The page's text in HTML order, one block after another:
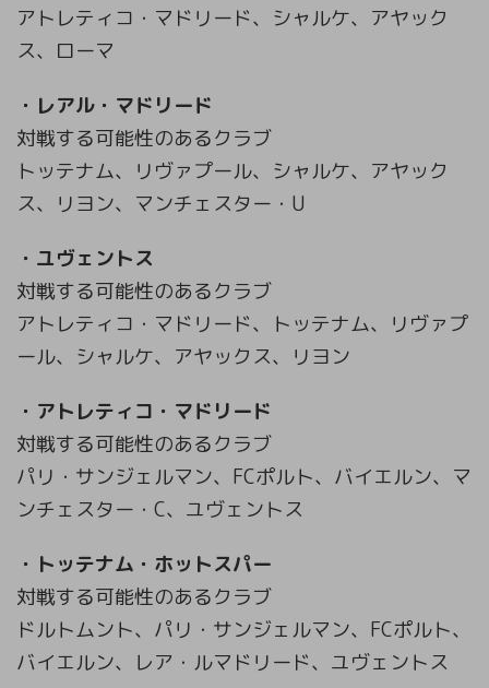
アトレティコ・マドリード、シャルケ、アヤック
ス、ローマ
・レアル・マドリード
対戦する可能性のあるクラブ
トッテナム、リヴァプール、シャルケ、アヤック
ス、リヨン、マンチェスター・U
・ユヴェントス
対戦する可能性のあるクラブ
アトレティコ・マドリード、トッテナム、リヴァプ
ール、シャルケ、アヤックス、リヨン
・アトレティコ・マドリード
対戦する可能性のあるクラブ
パリ・サンジェルマン、FCポルト、バイエルン、マ
ンチェスター・C、ユヴェントス
・トッテナム・ホットスパー
対戦する可能性のあるクラブ
ドルトムント、パリ・サンジェルマン、FCポルト、
バイエルン、レア・ルマドリード、ユヴェントス